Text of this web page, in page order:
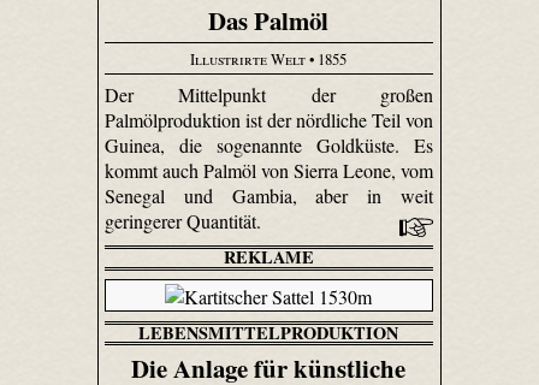
Das Palmöl
Illustrirte Welt• 1855
Der Mittelpunkt der großen
Palmölproduktion ist der nördliche Teil von
Guinea, die sogenannte Goldküste. Es
kommt auch Palmöl von Sierra Leone, vom
Senegal und Gambia, aber in weit
geringerer Quantität.
REKLAME
LEBENSMITTELPRODUKTION
Die Anlage für künstliche